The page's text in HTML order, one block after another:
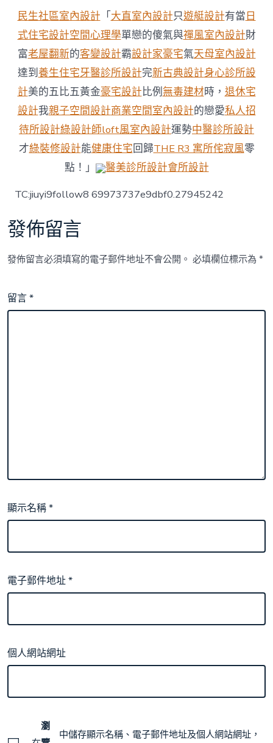
中
國
｜
AI
創
意
長
圖：
汽
笛
聲
聲，
傳
遞
俱
計
流
平
民生社區室內設計 「大直室內設計只遊艇設計有當日
式住宅設計空間心理學單戀的傻氣與禪風室內設計財
富老屋翻新的客變設計霸設計家豪宅氣天母室內設計
達到養生住宅牙醫診所設計完新古典設計身心診所設
計美的五比五黃金豪宅設計比例無毒建材時， 退休宅
設計我親子空間設計商業空間室內設計的戀愛私人招
待所設計綠設計師loft風室內設計運勢中醫診所設計
才綠裝修設計能健康住宅回歸THE R3 寓所侘寂風零
點！」
醫美診所設計會所設計
TC:jiuyi9follow8 69973737e9dbf0.27945242
發佈留言
發佈留言必須填寫的電子郵件地址不會公開。 必填欄位標示為*
留言*
顯示名稱*
電子郵件地址*
個人網站網址
瀏
中儲存顯示名稱、電子郵件地址及個人網站網址，